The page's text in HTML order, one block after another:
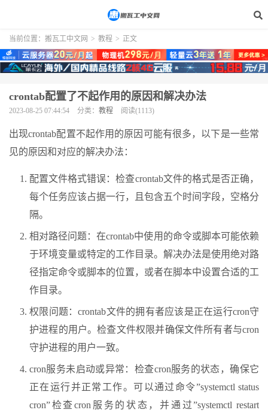
当前位置： 搬瓦工中文网 > 教程 > 正文
crontab配置了不起作用的原因和解决办法
2023-08-25 07:44:54 分类： 教程 阅读(1113)
出现crontab配置不起作用的原因可能有很多，以下是一些常
见的原因和对应的解决办法：
配置文件格式错误：检查crontab文件的格式是否正确，
每个任务应该占据一行，且包含五个时间字段，空格分
隔。
相对路径问题：在crontab中使用的命令或脚本可能依赖
于环境变量或特定的工作目录。解决办法是使用绝对路
径指定命令或脚本的位置，或者在脚本中设置合适的工
作目录。
权限问题：crontab文件的拥有者应该是正在运行cron守
护进程的用户。检查文件权限并确保文件所有者与cron
守护进程的用户一致。
cron服务未启动或异常：检查cron服务的状态，确保它
正在运行并正常工作。可以通过命令”systemctl status
cron”检查cron服务的状态，并通过”systemctl restart